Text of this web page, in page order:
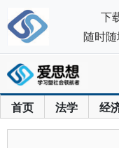
首页 法学 经
下
随时